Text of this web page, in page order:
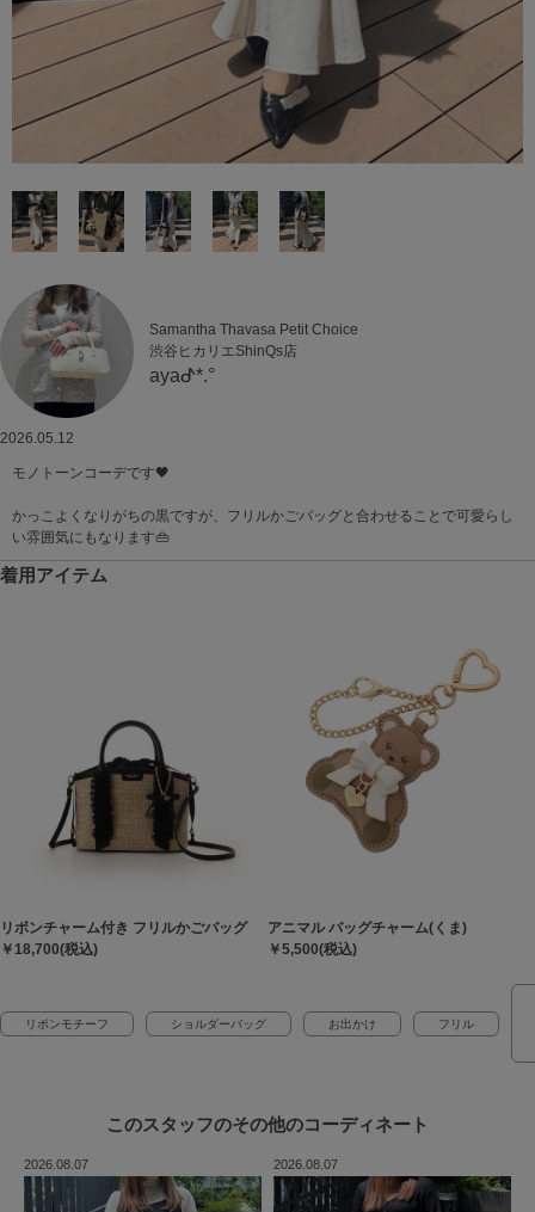
Samantha Thavasa Petit Choice
渋谷ヒカリエShinQs店
ayaᕷ*.°
2026.05.12
モノトーンコーデです🖤
かっこよくなりがちの黒ですが、フリルかごバッグと合わせることで可愛らし
い雰囲気にもなります👜
着用アイテム
リボンチャーム付き フリルかごバッグ
￥18,700(税込)
アニマル バッグチャーム(くま)
￥5,500(税込)
リボンモチーフ ショルダーバッグ お出かけ フリル
このスタッフのその他のコーディネート
2026.08.07 2026.08.07